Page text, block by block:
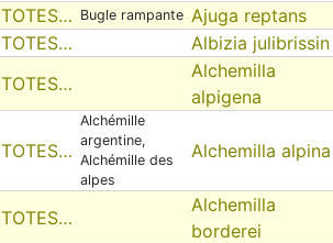
TOTES… Bugle rampante Ajuga reptans
TOTES… Albizia julibrissin
TOTES…
Alchemilla
alpigena
TOTES…
Alchémille
argentine,
Alchémille des
alpes
Alchemilla alpina
TOTES…
Alchemilla
borderei